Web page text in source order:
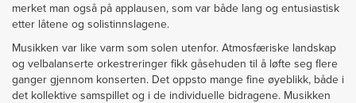
merket man også på applausen, som var både lang og entusiastisk
etter låtene og solistinnslagene.
Musikken var like varm som solen utenfor. Atmosfæriske landskap
og velbalanserte orkestreringer fikk gåsehuden til å løfte seg flere
ganger gjennom konserten. Det oppsto mange fine øyeblikk, både i
det kollektive samspillet og i de individuelle bidragene. Musikken